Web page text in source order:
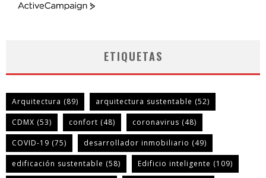
ActiveCampaign
ETIQUETAS
Arquitectura (89) arquitectura sustentable (52)
CDMX (53) confort (48) coronavirus (48)
COVID-19 (75) desarrollador inmobiliario (49)
edificación sustentable (58) Edificio inteligente (109)